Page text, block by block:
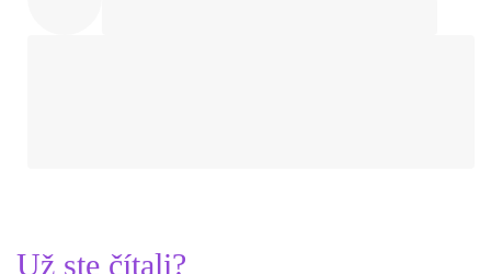
Už ste čítali?